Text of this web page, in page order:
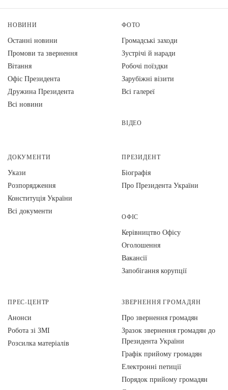
НОВИНИ
Останні новини
Промови та звернення
Вiтання
Офіс Президента
Дружина Президента
Всі новини
ФОТО
Громадські заходи
Зустрічі й наради
Робочі поїздки
Зарубіжні візити
Всі галереї
ВІДЕО
ДОКУМЕНТИ
Укази
Розпорядження
Конституція України
Всі документи
ПРЕЗИДЕНТ
Біографія
Про Президента України
ОФІС
Керівництво Офісу
Оголошення
Вакансії
Запобігання корупції
ПРЕС-ЦЕНТР
Анонси
Робота зі ЗМІ
Розсилка матеріалів
ЗВЕРНЕННЯ ГРОМАДЯН
Про звернення громадян
Зразок звернення громадян до
Президента України
Графік прийому громадян
Електронні петиції
Порядок прийому громадян